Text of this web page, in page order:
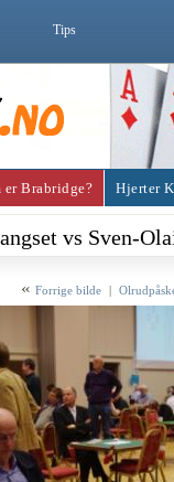
Tips
er Brabridge? Hjerter
vs Sven-
« Forrige bilde |